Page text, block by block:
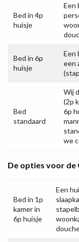
Bed in 4p
huisje
Een
Bed in 6p
huisje
Een
een
Bed
standaard
Wij
(2p
6p
we
De opties voor de
Bed in 1p
kamer in
6p huisje
Een